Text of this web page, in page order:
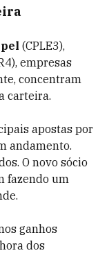
(CPLE3),
empresas
concentram
carteira.
apostas por
andamento.
O novo sócio
fazendo um
ganhos
dos